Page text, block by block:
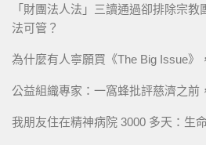
「財團法人法」三讀通過卻排除宗
法可管？
為什麼有人寧願買《The Big Issue》
公益組織專家：一窩蜂批評慈濟之前
我朋友住在精神病院 3000 多天：生